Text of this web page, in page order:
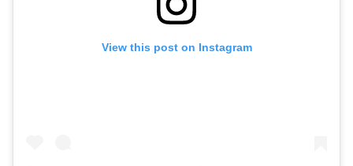
View this post on Instagram